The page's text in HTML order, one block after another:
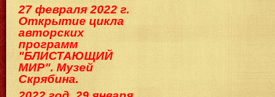
27 февраля 2022 г.
Открытие цикла
авторских
программ
"БЛИСТАЮЩИЙ
МИР". Музей
Скрябина.